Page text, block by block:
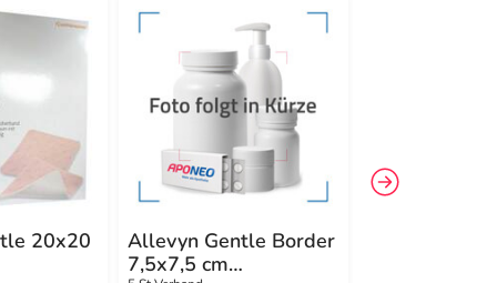
20x20
Allevyn Gentle Border
7,5x7,5 cm